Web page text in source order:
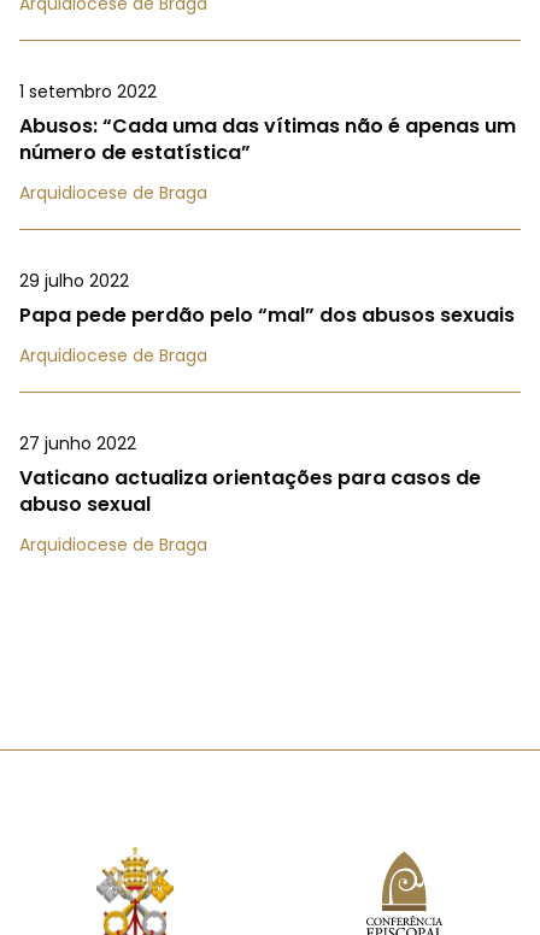
1 setembro 2022
Abusos: “Cada uma das vítimas não é apenas um
número de estatística”
Arquidiocese de Braga
29 julho 2022
Papa pede perdão pelo “mal” dos abusos sexuais
Arquidiocese de Braga
27 junho 2022
Vaticano actualiza orientações para casos de
abuso sexual
Arquidiocese de Braga